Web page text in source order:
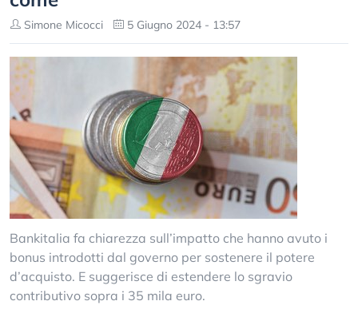
Simone Micocci 5 Giugno 2024 - 13:57
Bankitalia fa chiarezza sull’impatto che hanno avuto i
bonus introdotti dal governo per sostenere il potere
d’acquisto. E suggerisce di estendere lo sgravio
contributivo sopra i 35 mila euro.